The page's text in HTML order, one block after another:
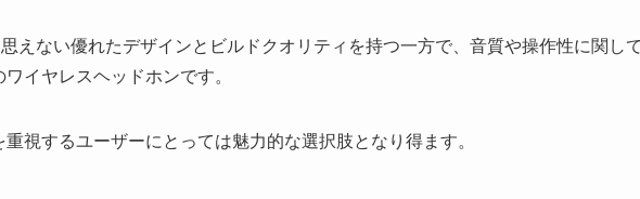
えない優れたデザインとビルドクオリティを持つ一方で、音質や操作性に関し
イヤレスヘッドホンです。
視するユーザーにとっては魅力的な選択肢となり得ます。